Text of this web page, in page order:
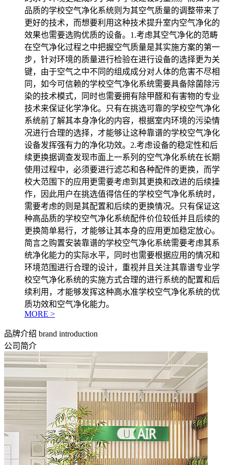
品质的学校空气净化系统则为其空气质量的调整带来了
更好的技术，而想要利用这种技术提升室内空气净化的
效果也需要选购优质的设备。1.考虑其空气净化的范畴
在空气净化过程之中把握空气质量是其实施方案的第一
步，针对环境的质量进行检验在进行设备的选择更为关
键，由于空气之中不同的组成成分对人体的危害不尽相
同，如今可信赖的学校空气净化系统需要具备除菌除污
染的技术模式，同时也需要拥有除甲醛和有害物的专业
技术来保证化学净化。只有在挑选可靠的学校空气净化
系统前了解其本身净化的内容，根据室内环境的污染情
况进行合理的选择，才能够让这种靠谱的学校空气净化
设备发挥强有力的净化功效。2.考虑设备的稳定性和后
续更换据调查发现市面上一系列的空气净化系统在长期
使用过程中，必须要进行滤芯和各种配件的更换，而学
校大范围下的应用更需要考虑到其更换和改进的后续操
作，因此用户在挑选值得信任的学校空气净化系统时，
需要考虑的则是其配置和后续的更换情况。只有保证这
种高品质的学校空气净化系统配件价位较低并且后续的
更换简单易行，才能够让其本身的应用更加稳定放心。
简言之购置安装靠谱的学校空气净化系统需要考虑其系
统净化能力的实际水平，同时也需要根据应用的情况和
环境范围进行合理的设计，重视并且关注其靠谱专业学
校空气净化系统的实施方式合理的进行系统的配置和后
续利用，才能够发挥这种高水准学校空气净化系统的优
质功效和空气净化能力。
MORE >
品牌介绍 brand introduction
公司简介